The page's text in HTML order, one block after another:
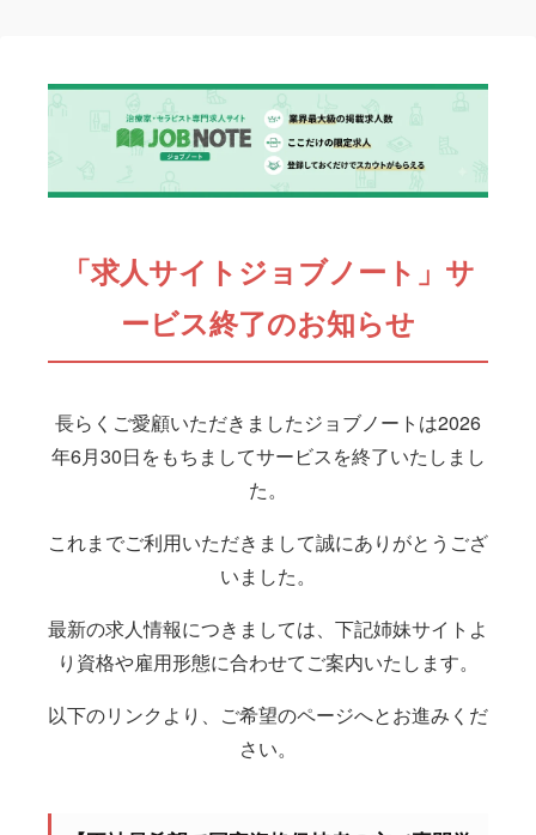
「求人サイトジョブノート」サ
ービス終了のお知らせ
長らくご愛顧いただきましたジョブノートは2026
年6月30日をもちましてサービスを終了いたしまし
た。
これまでご利用いただきまして誠にありがとうござ
いました。
最新の求人情報につきましては、下記姉妹サイトよ
り資格や雇用形態に合わせてご案内いたします。
以下のリンクより、ご希望のページへとお進みくだ
さい。